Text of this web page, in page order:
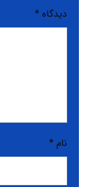
دیدگاه*
نام*